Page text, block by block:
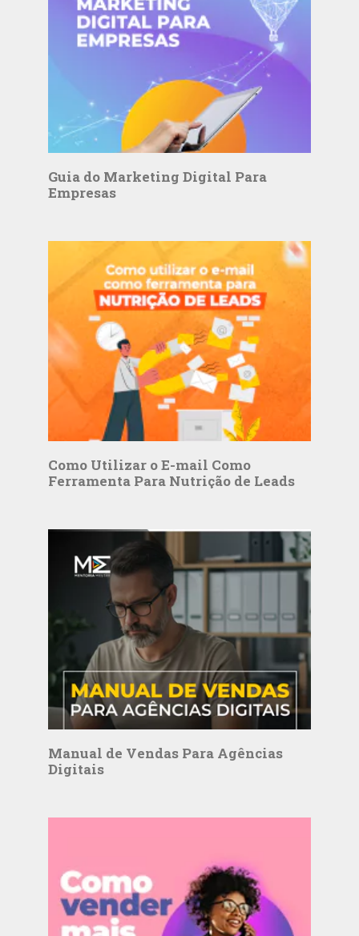
Guia do Marketing Digital Para
Empresas
Como Utilizar o E-mail Como
Ferramenta Para Nutrição de Leads
Manual de Vendas Para Agências
Digitais